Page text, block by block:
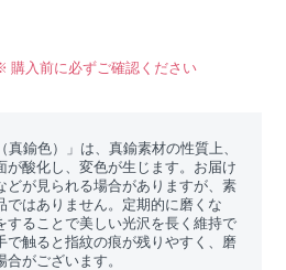
購入前に必ずご確認ください
鍮色）」は、真鍮素材の性質上、
が酸化し、変色が生じます。お届け
どが見られる場合がありますが、素
ではありません。定期的に磨くな
することで美しい光沢を長く維持で
で触ると指紋の痕が残りやすく、磨
がございます。